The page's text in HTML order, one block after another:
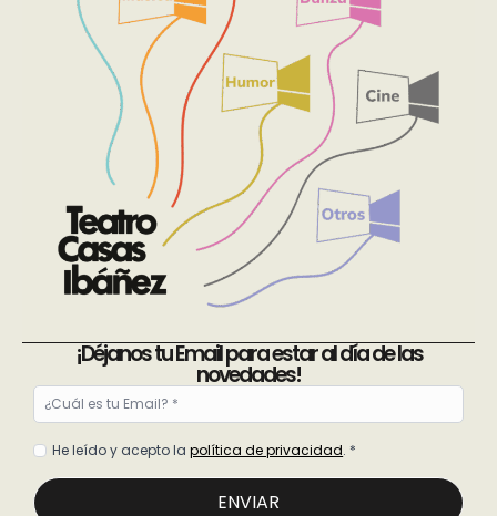
PROGRAMACIÓN
¡Déjanos tu Email para estar al día de las
novedades!
Email
Política
privacidad
He leído y acepto lapolítica de privacidad . *
ENVIAR
Este sitio web utiliza cookies para mejorar su experiencia de
navegación y asegurar el correcto funcionamiento del sitio. Al
continuar utilizando este sitio, reconoce y acepta el uso de cookies.
Aceptar todo
Aceptar solo las requeridas
Detalles